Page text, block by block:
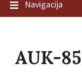
Navigacija
AUK-85